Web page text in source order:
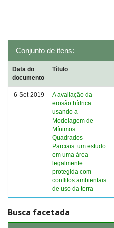
Conjunto de itens:
Data do
documento
Título
6-Set-2019
A avaliação da
erosão hídrica
usando a
Modelagem de
Mínimos
Quadrados
Parciais: um estudo
em uma área
legalmente
protegida com
conflitos ambientais
de uso da terra
Busca facetada